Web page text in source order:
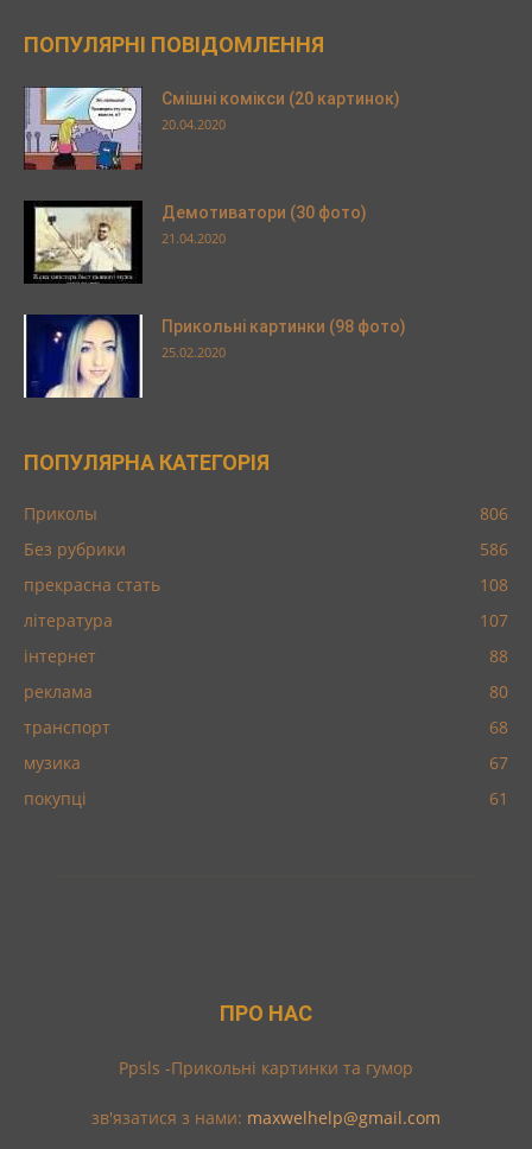
ПОПУЛЯРНІ ПОВІДОМЛЕННЯ
Смішні комікси (20 картинок)
20.04.2020
Демотиватори (30 фото)
21.04.2020
Прикольні картинки (98 фото)
25.02.2020
ПОПУЛЯРНА КАТЕГОРІЯ
Приколы
806
Без рубрики
586
прекрасна стать
108
література
107
інтернет
88
реклама
80
транспорт
68
музика
67
покупці
61
ПРО НАС
Ppsls -Прикольні картинки та гумор
зв'язатися з нами: maxwelhelp@gmail.com